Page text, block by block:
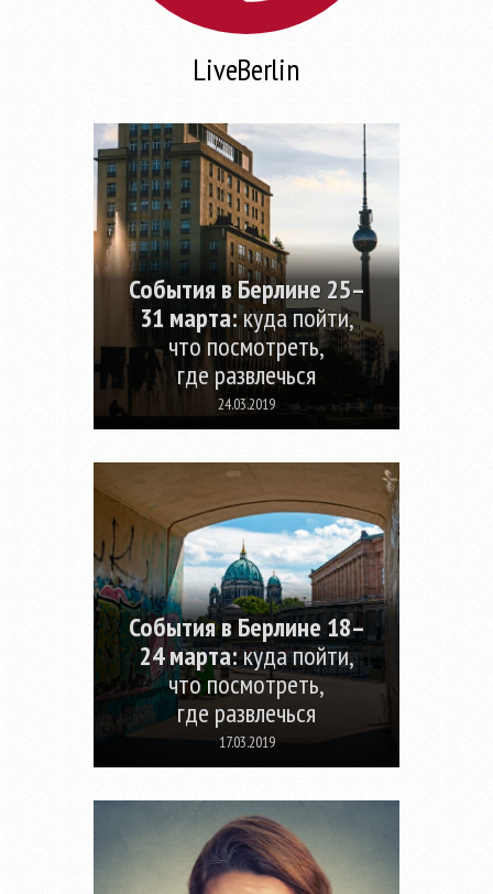
LiveBerlin
События в Берлине 25–
31 марта:куда пойти,
что посмотреть,
где развлечься
24.03.2019
События в Берлине 18–
24 марта:куда пойти,
что посмотреть,
где развлечься
17.03.2019